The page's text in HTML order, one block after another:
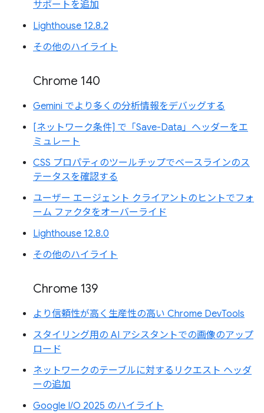
サポートを追加
Lighthouse 12.8.2
その他のハイライト
Chrome 140
Gemini でより多くの分析情報をデバッグする
[ネットワーク条件] で「Save-Data」ヘッダーをエ
ミュレート
CSS プロパティのツールチップでベースラインのス
テータスを確認する
ユーザー エージェント クライアントのヒントでフォ
ーム ファクタをオーバーライド
Lighthouse 12.8.0
その他のハイライト
Chrome 139
より信頼性が高く生産性の高い Chrome DevTools
スタイリング用の AI アシスタントでの画像のアップ
ロード
ネットワークのテーブルに対するリクエスト ヘッダ
ーの追加
Google I/O 2025 のハイライト